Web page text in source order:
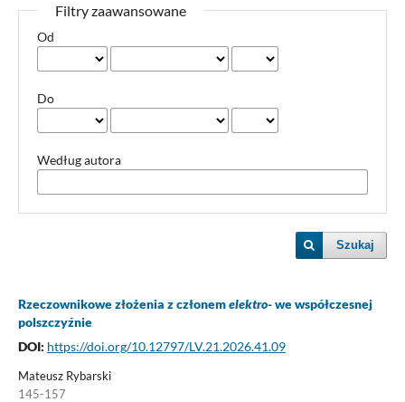
Filtry zaawansowane
Od
Do
Według autora
Szukaj
Rzeczownikowe złożenia z członemelektro- we współczesnej
polszczyźnie
DOI: https://doi.org/10.12797/LV.21.2026.41.09
Mateusz Rybarski
145-157